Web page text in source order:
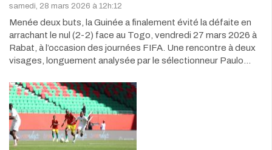
samedi, 28 mars 2026 à 12h:12
Menée deux buts, la Guinée a finalement évité la défaite en
arrachant le nul (2-2) face au Togo, vendredi 27 mars 2026 à
Rabat, à l’occasion des journées FIFA. Une rencontre à deux
visages, longuement analysée par le sélectionneur Paulo…